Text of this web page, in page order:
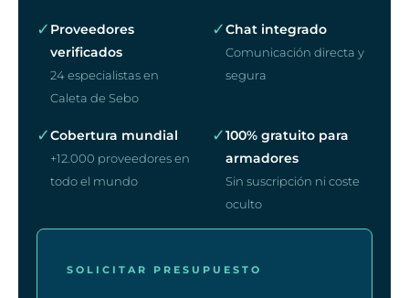
✓ Proveedores
verificados
24 especialistas en
Caleta de Sebo
✓Chat integrado
Comunicación directa y
segura
✓Cobertura mundial
+12.000 proveedores en
todo el mundo
✓100% gratuito para
armadores
Sin suscripción ni coste
oculto
SOLICITAR PRESUPUESTO